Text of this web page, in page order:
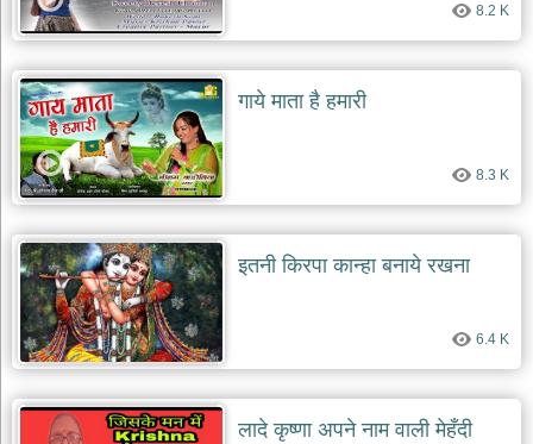
बावा
दयाल
भजन
bawa
lal
dayal
bhajans
देव
भजन
shani
dev
bhajans
आज
भजन
bhajan
8.2 K
गाये माता है हमारी
8.3 K
इतनी किरपा कान्हा बनाये रखना
6.4 K
लादे कृष्णा अपने नाम वाली मेहँदी